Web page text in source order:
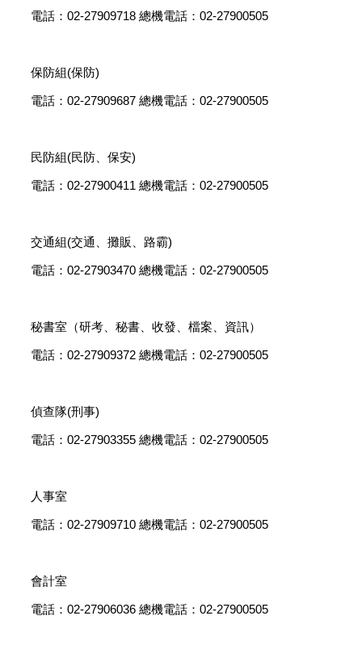
電話：02-27909718 總機電話：02-27900505
保防組(保防)
電話：02-27909687 總機電話：02-27900505
民防組(民防、保安)
電話：02-27900411 總機電話：02-27900505
交通組(交通、攤販、路霸)
電話：02-27903470 總機電話：02-27900505
秘書室（研考、秘書、收發、檔案、資訊）
電話：02-27909372 總機電話：02-27900505
偵查隊(刑事)
電話：02-27903355 總機電話：02-27900505
人事室
電話：02-27909710 總機電話：02-27900505
會計室
電話：02-27906036 總機電話：02-27900505